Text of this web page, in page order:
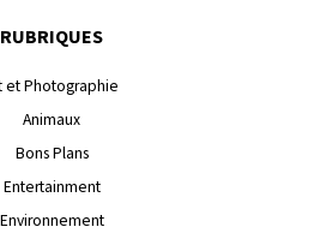
RUBRIQUES
et Photographie
Animaux
Bons Plans
Entertainment
Environnement